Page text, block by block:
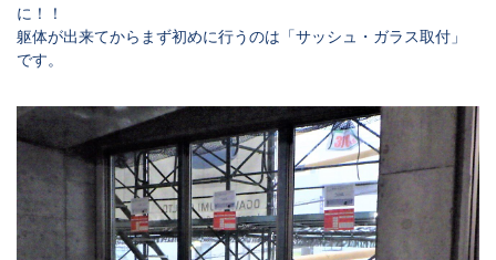
に！！
躯体が出来てからまず初めに行うのは「サッシュ・ガラス取付」
です。